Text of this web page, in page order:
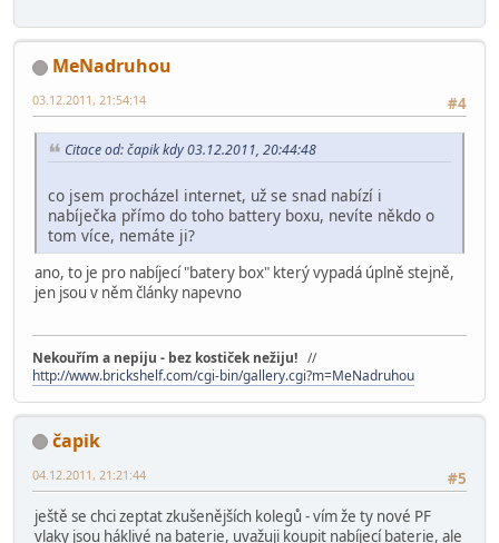
MeNadruhou
#4
03.12.2011, 21:54:14
Citace od: čapik kdy 03.12.2011, 20:44:48
co jsem procházel internet, už se snad nabízí i
nabíječka přímo do toho battery boxu, nevíte někdo o
tom více, nemáte ji?
ano, to je pro nabíjecí "batery box" který vypadá úplně stejně,
jen jsou v něm články napevno
Nekouřím a nepiju - bez kostiček nežiju! //
http://www.brickshelf.com/cgi-bin/gallery.cgi?m=MeNadruhou
čapik
#5
04.12.2011, 21:21:44
ještě se chci zeptat zkušenějších kolegů - vím že ty nové PF
vlaky jsou háklivé na baterie, uvažuji koupit nabíjecí baterie, ale